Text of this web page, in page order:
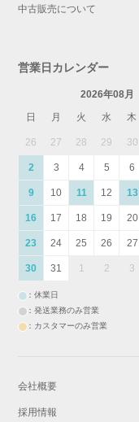
中古販売について
営業日カレンダー
2026年08月
日
月 火 水 木
26 27 28 29 30
2 3 4 5 6
9 10 11 12 13
16 17 18 19 20
23 24 25 26 27
30 31 1 2 3
：休業日
：発送業務のみ営業
：カスタマーのみ営業
会社概要
採用情報